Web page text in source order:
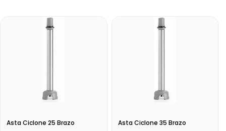
Asta Ciclone 25 Brazo Asta Ciclone 35 Brazo